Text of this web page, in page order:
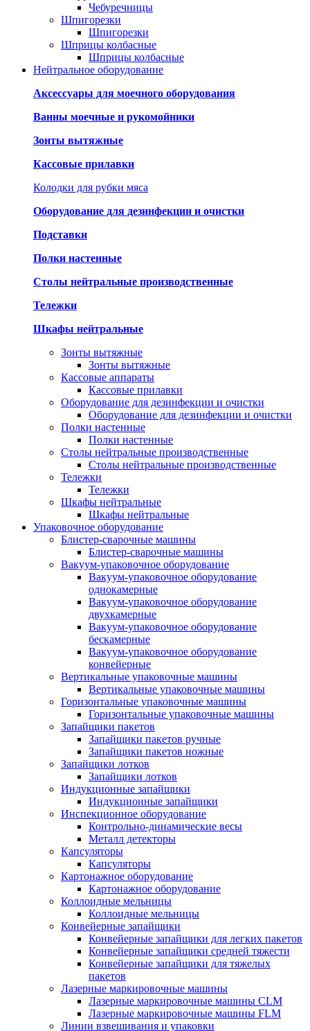
Чебуречницы
Шпигорезки
Шпигорезки
Шприцы колбасные
Шприцы колбасные
Нейтральное оборудование
Аксессуары для моечного оборудования
Ванны моечные и рукомойники
Зонты вытяжные
Кассовые прилавки
Колодки для рубки мяса
Оборудование для дезинфекции и очистки
Подставки
Полки настенные
Столы нейтральные производственные
Тележки
Шкафы нейтральные
Зонты вытяжные
Зонты вытяжные
Кассовые аппараты
Кассовые прилавки
Оборудование для дезинфекции и очистки
Оборудование для дезинфекции и очистки
Полки настенные
Полки настенные
Столы нейтральные производственные
Столы нейтральные производственные
Тележки
Тележки
Шкафы нейтральные
Шкафы нейтральные
Упаковочное оборудование
Блистер-сварочные машины
Блистер-сварочные машины
Вакуум-упаковочное оборудование
Вакуум-упаковочное оборудование
однокамерные
Вакуум-упаковочное оборудование
двухкамерные
Вакуум-упаковочное оборудование
беcкамерные
Вакуум-упаковочное оборудование
конвейерные
Вертикальные упаковочные машины
Вертикальные упаковочные машины
Горизонтальные упаковочные машины
Горизонтальные упаковочные машины
Запайщики пакетов
Запайщики пакетов ручные
Запайщики пакетов ножные
Запайщики лотков
Запайщики лотков
Индукционные запайщики
Индукционные запайщики
Инспекционное оборудование
Контрольно-динамические весы
Металл детекторы
Капсуляторы
Капсуляторы
Картонажное оборудование
Картонажное оборудование
Коллоидные мельницы
Коллоидные мельницы
Конвейерные запайщики
Конвейерные запайщики для легких пакетов
Конвейерные запайщики средней тяжести
Конвейерные запайщики для тяжелых
пакетов
Лазерные маркировочные машины
Лазерные маркировочные машины CLM
Лазерные маркировочные машины FLM
Линии взвешивания и упаковки